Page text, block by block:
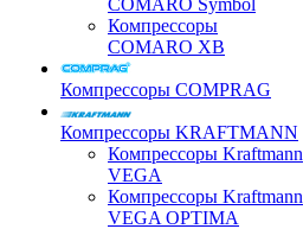
COMARO Symbol
Компрессоры
COMARO XB
Компрессоры COMPRAG
Компрессоры KRAFTMANN
Компрессоры Kraftmann
VEGA
Компрессоры Kraftmann
VEGA OPTIMA